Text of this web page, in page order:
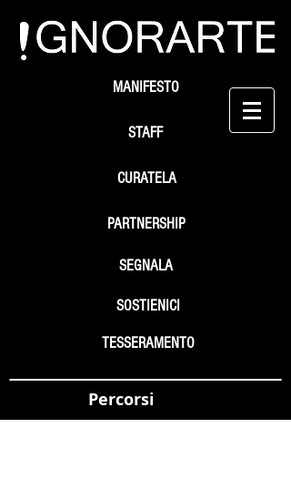
STAFF
SEGNALA
SOSTIENICI
MANIFESTO
PARTNERSHIP
TESSERAMENTO
CURATELA
Percorsi